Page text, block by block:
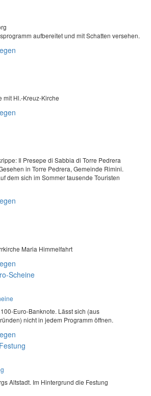
aufbereitet und mit Schatten versehen.
mit Hl.-Kreuz-Kirche
Il Presepe di Sabbia di Torre Pedrera
in Torre Pedrera, Gemeinde Rimini.
dem sich im Sommer tausende Touristen
Maria Himmelfahrt
Euro-Banknote. Lässt sich (aus
nicht in jedem Programm öffnen.
Altstadt. Im Hintergrund die Festung